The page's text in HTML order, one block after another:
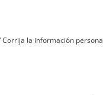
Corrija la información